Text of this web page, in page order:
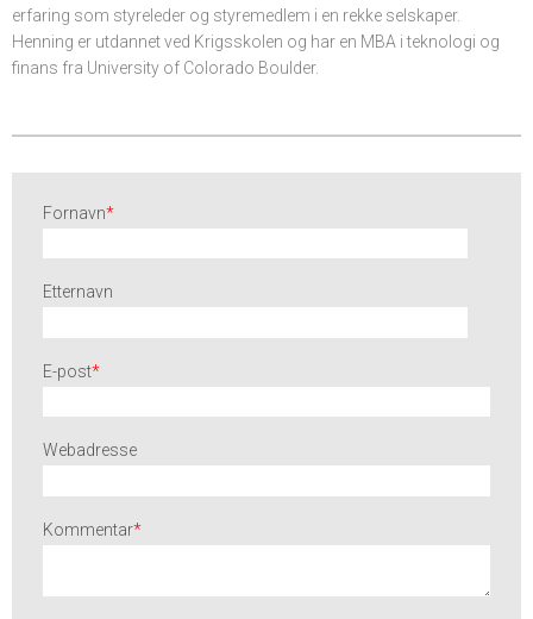
erfaring som styreleder og styremedlem i en rekke selskaper.
Henning er utdannet ved Krigsskolen og har en MBA i teknologi og
finans fra University of Colorado Boulder.
Fornavn*
Etternavn
E-post*
Webadresse
Kommentar*